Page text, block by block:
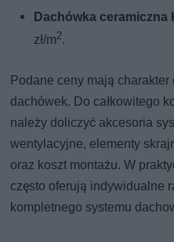
Dachówka ceramiczna
zł/m2.
Podane ceny mają
dachówek. Do całkowitego
należy doliczyć akcesoria
wentylacyjne, elementy
oraz koszt montażu. W
często oferują indywidualne
kompletnego systemu